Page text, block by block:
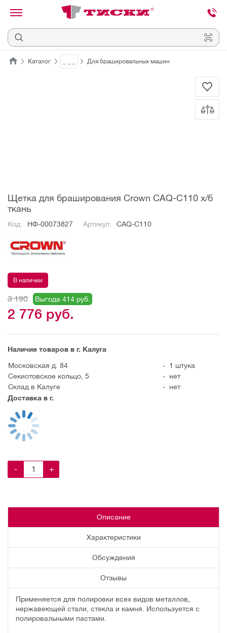
Отмена
Каталог Для брашировальных машин
Щетка для браширования Crown CAQ-C110 х/б
ткань
Код: НФ-00073827 Артикул: CAQ-C110
В наличии
3 190 Выгода 414 руб.
2 776 руб.
Наличие товаров в г. Калуга
Московская д. 84
- 1 штука
Секиотовское кольцо, 5
- нет
Склад в Калуге
- нет
Доставка в г.
- +
Описание
Характеристики
Обсуждения
Отзывы
Применяется для полировки всех видов металлов,
нержавеющей стали, стекла и камня. Используется с
полировальными пастами.